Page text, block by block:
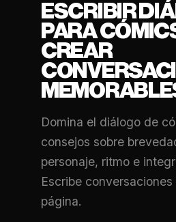
ESCRIBIR
PARA
CREAR
Domina el diálogo de
consejos sobre
personaje, ritmo e
Escribe
página.